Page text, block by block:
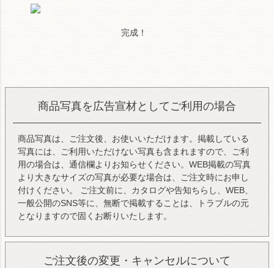
完成！
商品写真を広告宣材としてご利用の場合
商品写真は、ご注文後、お使いいただけます。掲載している
写真には、ご利用いただけない写真も含まれますので、ご利
用の場合は、通信欄よりお知らせください。WEB掲載の写真
より大きなサイズの写真が必要な場合は、ご注文時にお申し
付けください。 ご注文前に、カタログや告知ちらし、WEB、
一般公開のSNS等に、無断で掲載することは、トラブルの元
となりますので固くお断りいたします。
ご注文後の変更・キャンセルについて